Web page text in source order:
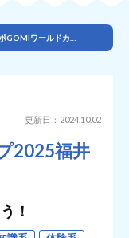
更新日：2024.10.02
2025福井
！